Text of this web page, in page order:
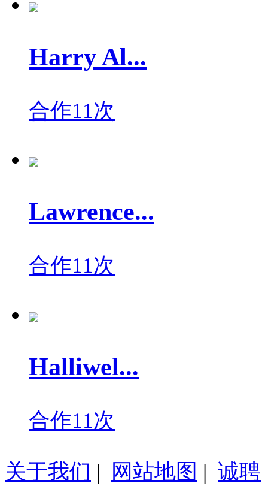
Harry Al...
合作11次
Lawrence...
合作11次
Halliwel...
合作11次
关于我们 | 网站地图 | 诚聘